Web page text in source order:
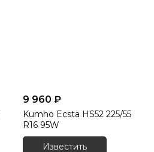
9 960 ₽
Kumho Ecsta HS52 225/55
R16 95W
Известить